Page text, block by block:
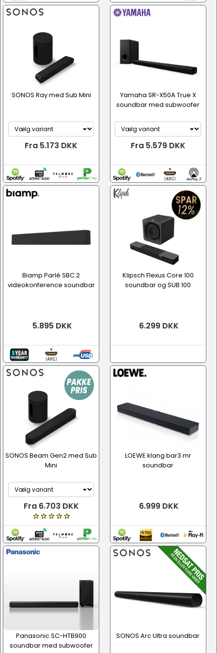
SONOS Ray med Sub Mini
Fra 5.173 DKK
Yamaha SR-X50A True X
soundbar med subwoofer
Fra 5.579 DKK
Biamp Parlé SBC 2
videokonference soundbar
5.895 DKK
Klipsch Flexus Core 100
soundbar og SUB 100
6.299 DKK
SONOS Beam Gen2 med Sub
Mini
Fra 6.703 DKK
LOEWE klang bar3 mr
soundbar
6.999 DKK
Panasonic SC-HTB900
soundbar med subwoofer
SONOS Arc Ultra soundbar